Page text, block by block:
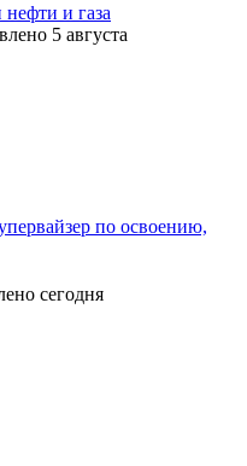
и газа
5 августа
по освоению,
сегодня